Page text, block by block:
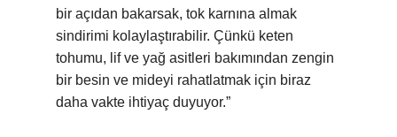
bir açıdan bakarsak, tok karnına almak
sindirimi kolaylaştırabilir. Çünkü keten
tohumu, lif ve yağ asitleri bakımından zengin
bir besin ve mideyi rahatlatmak için biraz
daha vakte ihtiyaç duyuyor.”